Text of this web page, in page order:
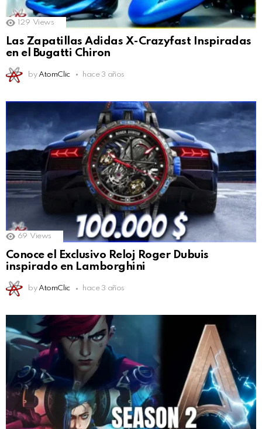
129 Views
Las Zapatillas Adidas X-Crazyfast Inspiradas
en el Bugatti Chiron
by AtomClic hace 3 años
69 Views
Conoce el Exclusivo Reloj Roger Dubuis
inspirado en Lamborghini
by AtomClic hace 3 años